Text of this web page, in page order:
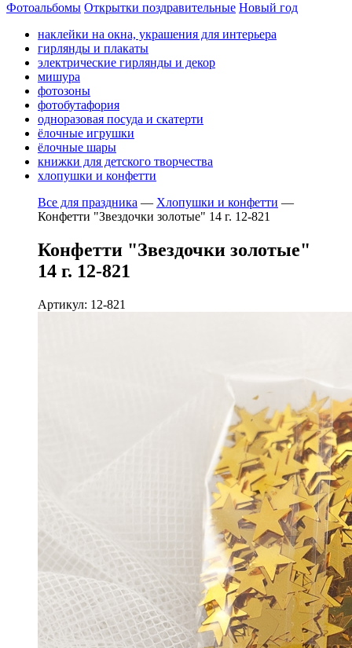
Фотоальбомы Открытки поздравительные Новый год
наклейки на окна, украшения для интерьера
гирлянды и плакаты
электрические гирлянды и декор
мишура
фотозоны
фотобутафория
одноразовая посуда и скатерти
ёлочные игрушки
ёлочные шары
книжки для детского творчества
хлопушки и конфетти
Все для праздника — Хлопушки и конфетти —
Конфетти "Звездочки золотые" 14 г. 12-821
Конфетти "Звездочки золотые"
14 г. 12-821
Артикул: 12-821